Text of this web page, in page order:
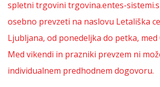
spletni trgovini trgovina.entes-
osebno prevzeti na naslovu Letališka
Ljubljana, od ponedeljka do petka, med
Med vikendi in prazniki prevzem ni
individualnem predhodnem dogovoru.